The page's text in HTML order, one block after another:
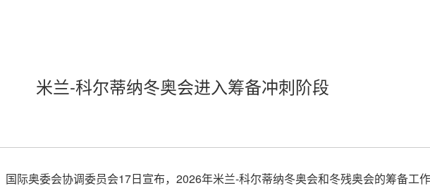
米兰-科尔蒂纳冬奥会进入筹备冲刺阶段
际奥委会协调委员会17日宣布，2026年米兰-科尔蒂纳冬奥会和冬残奥会的筹备工作